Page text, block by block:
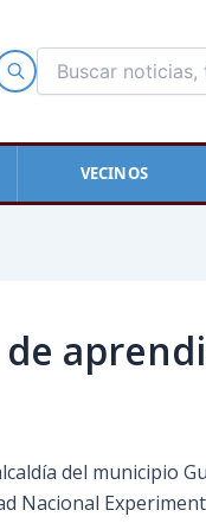
VECINOS
del municipio
Nacional